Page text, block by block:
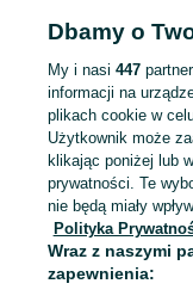
KATEGORIA
Mapa kategorii
Mapa miejscowości
Mapa ministron
Dbamy o
My i nasi 447
informacji na
plikach cookie w
Użytkownik może
klikając poniżej lub
prywatności. Te
nie będą miały
Polityka
Wraz z naszymi
zapewnienia: